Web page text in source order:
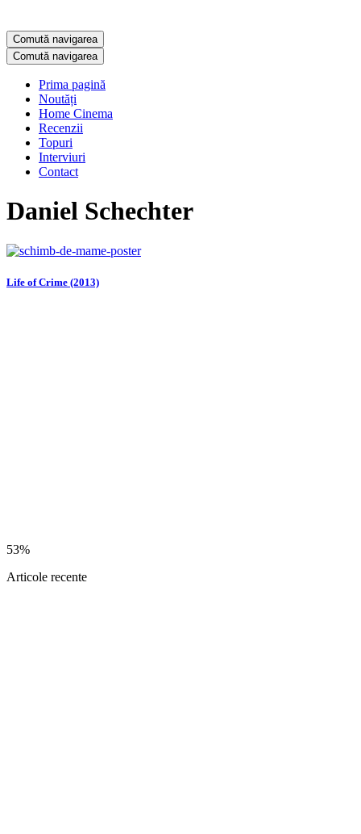
Comută navigarea
Comută navigarea
Prima pagină
Noutăți
Home Cinema
Recenzii
Topuri
Interviuri
Contact
Daniel Schechter
Life of Crime (2013)
53%
Articole recente